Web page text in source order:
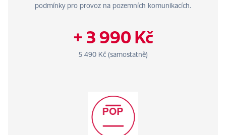
podmínky pro provoz na pozemních komunikacích.
+ 3 990 Kč
5 490 Kč (samostatně)